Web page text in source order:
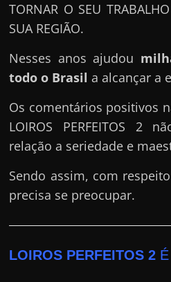
TORNAR O SEU
SUA REGIÃO.
Nesses anos ajudou
todo o Brasil a alcançar a
Os comentários positivos
LOIROS PERFEITOS 2
relação a seriedade e
Sendo assim, com
precisa se preocupar.
LOIROS PERFEITOS 2